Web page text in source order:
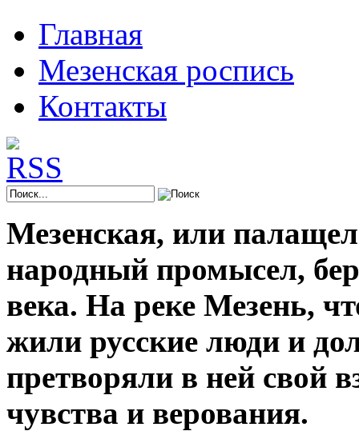
Главная
Мезенская роспись
Контакты
Мезенская, или
народный промысел,
века. На реке Мезень,
жили русские люди и
претворяли в ней свой
чувства и верования.